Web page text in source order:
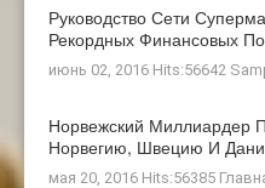
Руководство Сети
Рекордных Финансовых
июнь 02, 2016 Hits:56642
Норвежский Миллиардер
Норвегию, Швецию И
мая 20, 2016 Hits:56385